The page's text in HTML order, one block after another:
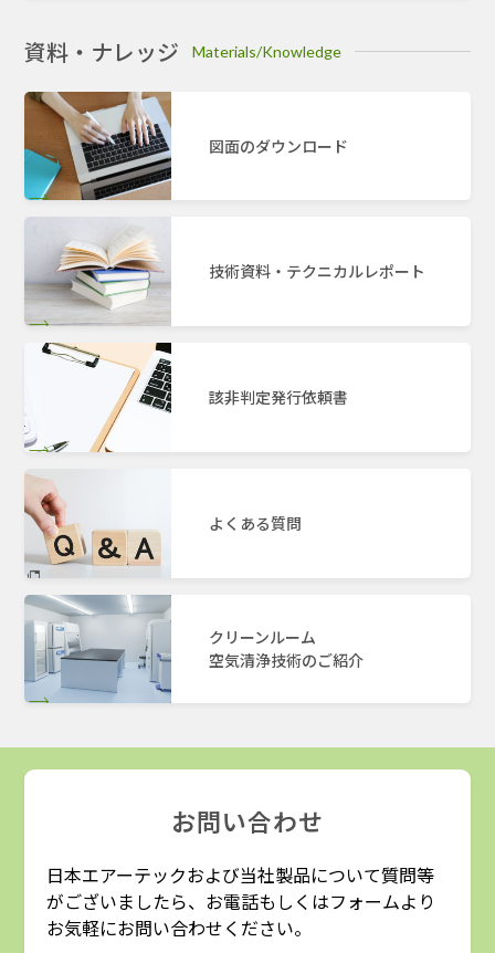
資料・ナレッジ Materials/Knowledge
図面のダウンロード
技術資料・テクニカルレポート
該非判定発行依頼書
よくある質問
クリーンルーム
空気清浄技術のご紹介
お問い合わせ
日本エアーテックおよび当社製品について質問等
がございましたら、お電話もしくはフォームより
お気軽にお問い合わせください。